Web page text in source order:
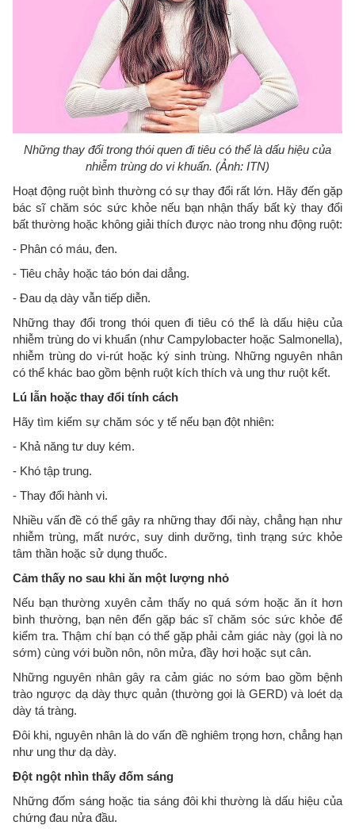
Những thay đổi trong thói quen đi tiêu có thể là dấu hiệu của
nhiễm trùng do vi khuẩn. (Ảnh: ITN)
Hoạt động ruột bình thường có sự thay đổi rất lớn. Hãy đến gặp
bác sĩ chăm sóc sức khỏe nếu bạn nhận thấy bất kỳ thay đổi
bất thường hoặc không giải thích được nào trong nhu động ruột:
- Phân có máu, đen.
- Tiêu chảy hoặc táo bón dai dẳng.
- Đau dạ dày vẫn tiếp diễn.
Những thay đổi trong thói quen đi tiêu có thể là dấu hiệu của
nhiễm trùng do vi khuẩn (như Campylobacter hoặc Salmonella),
nhiễm trùng do vi-rút hoặc ký sinh trùng. Những nguyên nhân
có thể khác bao gồm bệnh ruột kích thích và ung thư ruột kết.
Lú lẫn hoặc thay đổi tính cách
Hãy tìm kiếm sự chăm sóc y tế nếu bạn đột nhiên:
- Khả năng tư duy kém.
- Khó tập trung.
- Thay đổi hành vi.
Nhiều vấn đề có thể gây ra những thay đổi này, chẳng hạn như
nhiễm trùng, mất nước, suy dinh dưỡng, tình trạng sức khỏe
tâm thần hoặc sử dụng thuốc.
Cảm thấy no sau khi ăn một lượng nhỏ
Nếu bạn thường xuyên cảm thấy no quá sớm hoặc ăn ít hơn
bình thường, bạn nên đến gặp bác sĩ chăm sóc sức khỏe để
kiểm tra. Thậm chí bạn có thể gặp phải cảm giác này (gọi là no
sớm) cùng với buồn nôn, nôn mửa, đầy hơi hoặc sụt cân.
Những nguyên nhân gây ra cảm giác no sớm bao gồm bệnh
trào ngược dạ dày thực quản (thường gọi là GERD) và loét dạ
dày tá tràng.
Đôi khi, nguyên nhân là do vấn đề nghiêm trọng hơn, chẳng hạn
như ung thư dạ dày.
Đột ngột nhìn thấy đốm sáng
Những đốm sáng hoặc tia sáng đôi khi thường là dấu hiệu của
chứng đau nửa đầu.